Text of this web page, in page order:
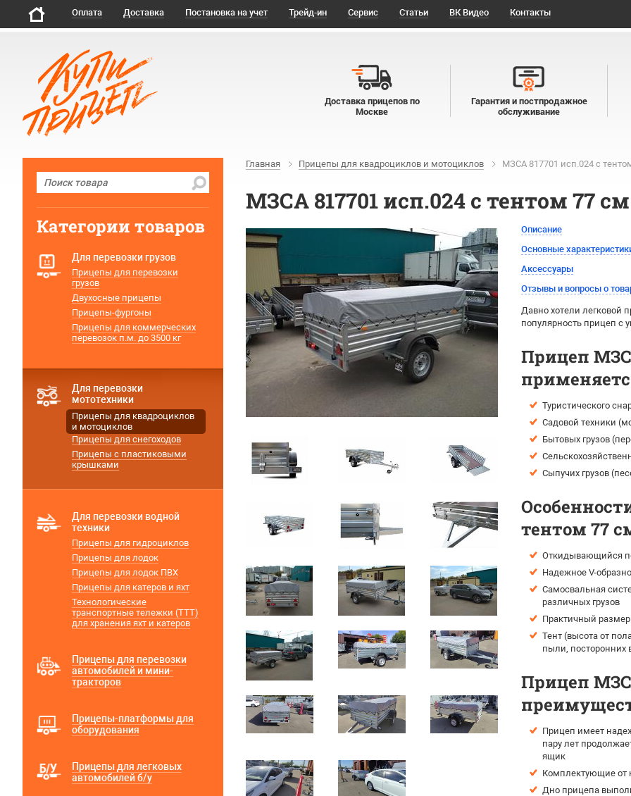
Оплата Доставка Постановка на учет Трейд-ин Сервис Статьи ВК Видео Контакты
Доставка прицепов по
Москве
Гарантия и постпродажное
обслуживание
Главная Прицепы для квадроциклов и мотоциклов МЗСА 817701 исп.024 с
МЗСА 817701 исп.024 с тентом 77 см
Описание
Основные
Аксессуары
Отзывы и вопросы о
Давно хотели легковой
популярность прицеп с
Прицеп
Туристического
Садовой техники
Бытовых грузов
Сыпучих грузов
тентом 77
Откидывающийся
Надежное V-
Самосвальная
различных грузов
Практичный размер
Тент (высота от
пыли, посторонних
Прицеп
Прицеп имеет
пару лет
ящик
Комплектующие от
Дно прицепа
Категории товаров
Для перевозки грузов
Прицепы для перевозки
грузов
Двухосные прицепы
Прицепы-фургоны
Прицепы для коммерческих
перевозок п.м. до 3500 кг
Для перевозки
мототехники
Прицепы для квадроциклов
и мотоциклов
Прицепы для снегоходов
Прицепы с пластиковыми
крышками
Для перевозки водной
техники
Прицепы для гидроциклов
Прицепы для лодок
Прицепы для лодок ПВХ
Прицепы для катеров и яхт
Технологические
транспортные тележки (ТТТ)
для хранения яхт и катеров
Прицепы для перевозки
автомобилей и мини-
тракторов
Прицепы-платформы для
оборудования
Прицепы для легковых
автомобилей б/у